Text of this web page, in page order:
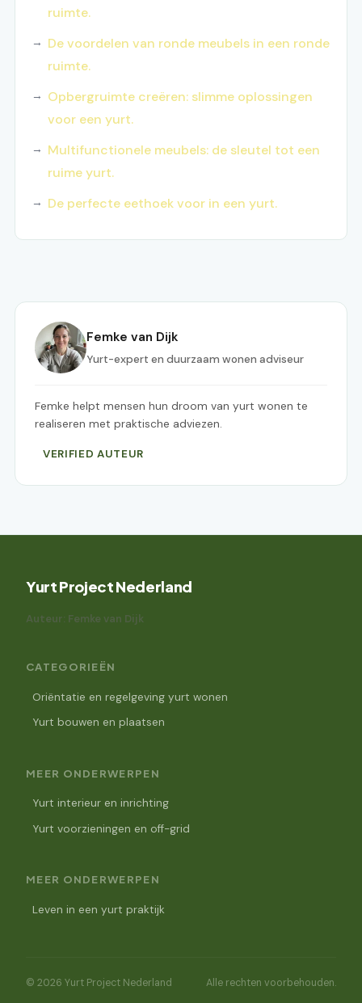
ruimte.
De voordelen van ronde meubels in een ronde
ruimte.
Opbergruimte creëren: slimme oplossingen
voor een yurt.
Multifunctionele meubels: de sleutel tot een
ruime yurt.
De perfecte eethoek voor in een yurt.
Femke van Dijk
Yurt-expert en duurzaam wonen adviseur
Femke helpt mensen hun droom van yurt wonen te
realiseren met praktische adviezen.
VERIFIED AUTEUR
Yurt Project Nederland
Auteur: Femke van Dijk
CATEGORIEËN
Oriëntatie en regelgeving yurt wonen
Yurt bouwen en plaatsen
MEER ONDERWERPEN
Yurt interieur en inrichting
Yurt voorzieningen en off-grid
MEER ONDERWERPEN
Leven in een yurt praktijk
© 2026 Yurt Project Nederland Alle rechten voorbehouden.